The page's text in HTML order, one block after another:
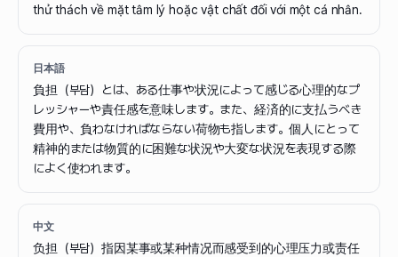
thử thách về mặt tâm lý hoặc vật chất đối với một cá nhân.
日本語
負担（부담）とは、ある仕事や状況によって感じる心理的なプ
レッシャーや責任感を意味します。また、経済的に支払うべき
費用や、負わなければならない荷物も指します。個人にとって
精神的または物質的に困難な状況や大変な状況を表現する際
によく使われます。
中文
负担（부담）指因某事或某种情况而感受到的心理压力或责任